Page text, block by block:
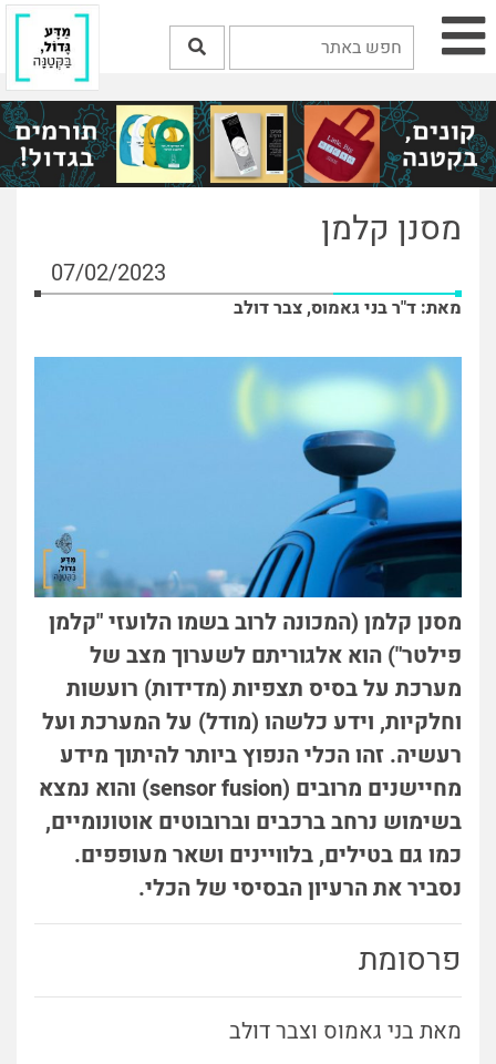
מסנן קלמן
07/02/2023
מאת: ד"ר בני גאמוס, צבר דולב
מסנן קלמן (המכונה לרוב בשמו הלועזי "קלמן
פילטר") הוא אלגוריתם לשערוך מצב של
מערכת על בסיס תצפיות (מדידות) רועשות
וחלקיות, וידע כלשהו (מודל) על המערכת ועל
רעשיה. זהו הכלי הנפוץ ביותר להיתוך מידע
מחיישנים מרובים (sensor fusion) והוא נמצא
בשימוש נרחב ברכבים וברובוטים אוטונומיים,
כמו גם בטילים, בלוויינים ושאר מעופפים.
נסביר את הרעיון הבסיסי של הכלי.
פרסומת
מאת בני גאמוס וצבר דולב